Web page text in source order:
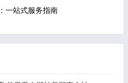
一站式服务指南